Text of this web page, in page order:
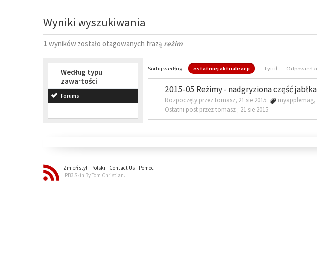
Wyniki wyszukiwania
1 wyników zostało otagowanych frazą reżim
Według typu
zawartości
Forums
Sortuj według ostatniej aktualizacji Tytuł Odpowiedzi
2015-05 Reżimy - nadgryziona część jabłka
Rozpoczęty przez tomasz, 21 sie 2015
myapplemag,
Ostatni post przez tomasz , 21 sie 2015
Zmień styl Polski Contact Us
Pomoc
IPB3 Skin By Tom Christian.